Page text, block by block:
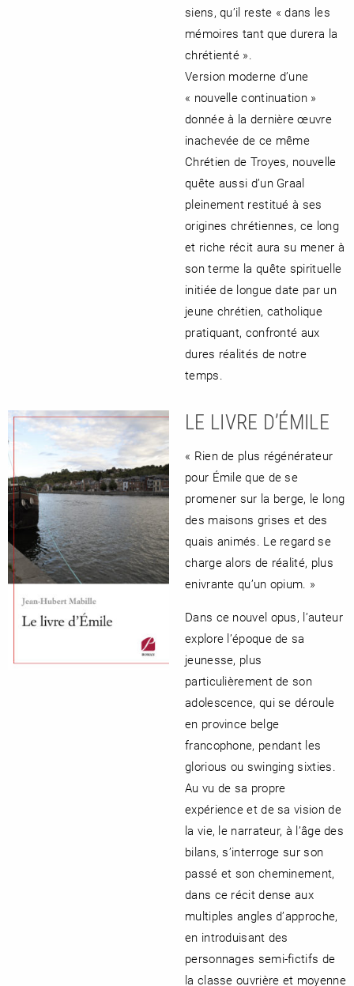
siens, qu’il reste « dans les
mémoires tant que durera la
chrétienté ».
Version moderne d’une
« nouvelle continuation »
donnée à la dernière œuvre
inachevée de ce même
Chrétien de Troyes, nouvelle
quête aussi d’un Graal
pleinement restitué à ses
origines chrétiennes, ce long
et riche récit aura su mener à
son terme la quête spirituelle
initiée de longue date par un
jeune chrétien, catholique
pratiquant, confronté aux
dures réalités de notre
temps.
LE LIVRE D’ÉMILE
« Rien de plus régénérateur
pour Émile que de se
promener sur la berge, le long
des maisons grises et des
quais animés. Le regard se
charge alors de réalité, plus
enivrante qu’un opium. »
Dans ce nouvel opus, l’auteur
explore l’époque de sa
jeunesse, plus
particulièrement de son
adolescence, qui se déroule
en province belge
francophone, pendant les
glorious ou swinging sixties.
Au vu de sa propre
expérience et de sa vision de
la vie, le narrateur, à l’âge des
bilans, s’interroge sur son
passé et son cheminement,
dans ce récit dense aux
multiples angles d’approche,
en introduisant des
personnages semi-fictifs de
la classe ouvrière et moyenne